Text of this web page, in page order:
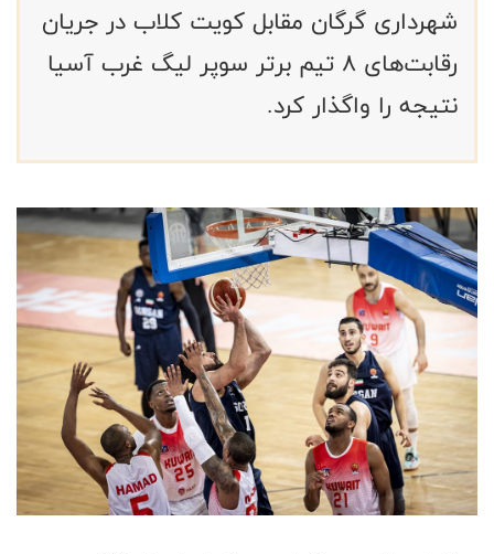
شهرداری گرگان مقابل کویت کلاب در جریان
رقابت‌های ۸ تیم برتر سوپر لیگ غرب آسیا
نتیجه را واگذار کرد.